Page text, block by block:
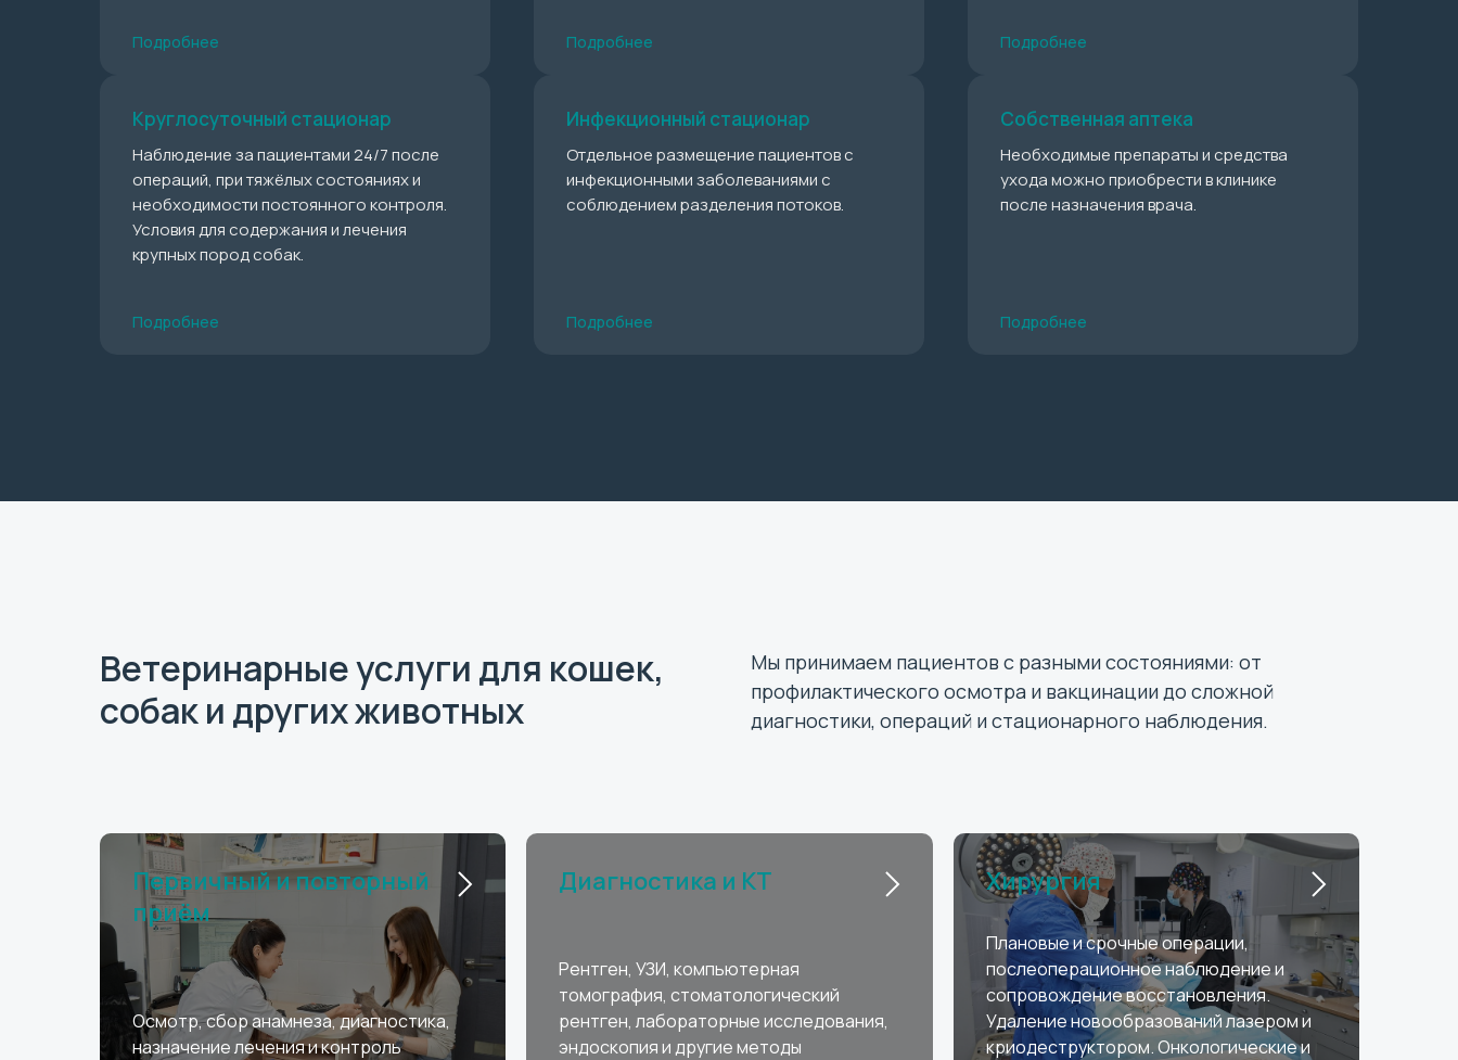
Подробнее Подробнее Подробнее
Круглосуточный стационар
Наблюдение за пациентами 24/7 после
операций, при тяжёлых состояниях и
необходимости постоянного контроля.
Условия для содержания и лечения
крупных пород собак.
Подробнее
Инфекционный стационар
Отдельное размещение пациентов с
инфекционными заболеваниями с
соблюдением разделения потоков.
Подробнее
Собственная аптека
Необходимые препараты и средства
ухода можно приобрести в клинике
после назначения врача.
Подробнее
Ветеринарные услуги для кошек,
собак и других животных
Мы принимаем пациентов с разными состояниями: от
профилактического осмотра и вакцинации до сложной
диагностики, операций и стационарного наблюдения.
Первичный и повторный
приём
Осмотр, сбор анамнеза, диагностика,
назначение лечения и контроль
Диагностика и КТ
Рентген, УЗИ, компьютерная
томография, стоматологический
рентген, лабораторные исследования,
эндоскопия и другие методы
Хирургия
Плановые и срочные операции,
послеоперационное наблюдение и
сопровождение восстановления.
Удаление новообразований лазером и
криодеструктором. Онкологические и